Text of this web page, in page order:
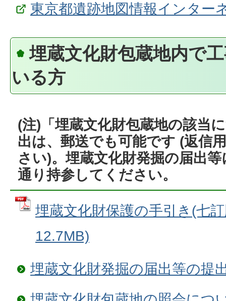
東京都遺跡地図情報インター
埋蔵文化財包蔵地内で
いる方
(注)「埋蔵文化財包蔵地の該当
出は、郵送でも可能です (返信
さい)。埋蔵文化財発掘の届出
通り持参してください。
埋蔵文化財保護の手引き(七
12.7MB)
埋蔵文化財発掘の届出等の提